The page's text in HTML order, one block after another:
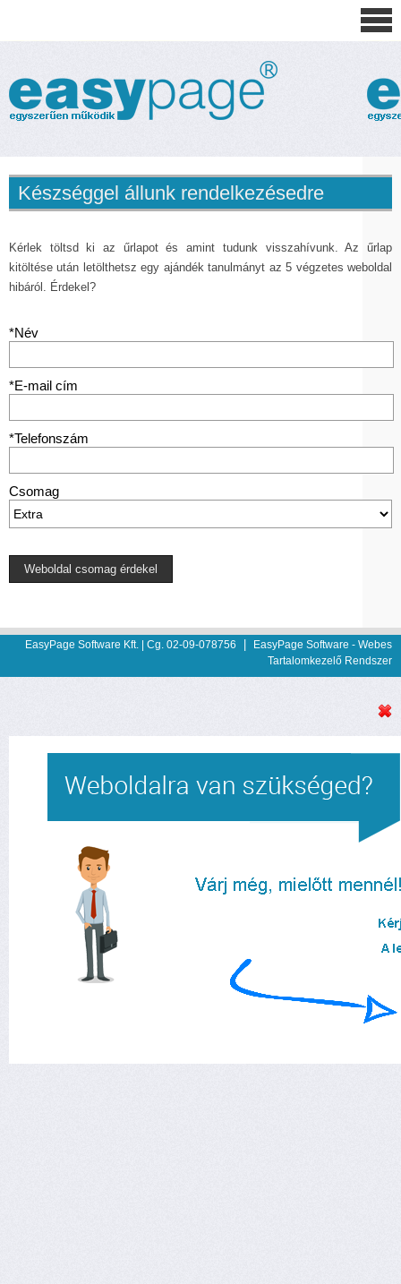
Készséggel állunk rendelkezésedre
Kérlek töltsd ki az űrlapot és amint tudunk visszahívunk. Az űrlap
kitöltése után letölthetsz egy ajándék tanulmányt az 5 végzetes weboldal
hibáról. Érdekel?
*Név
*E-mail cím
*Telefonszám
Csomag
Weboldal csomag érdekel
EasyPage Software Kft. | Cg. 02-09-078756 EasyPage Software - Webes
Tartalomkezelő Rendszer